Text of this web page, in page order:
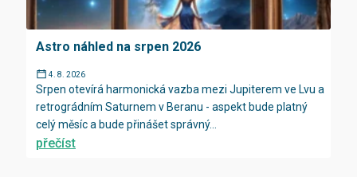
Astro náhled na srpen 2026
4. 8. 2026
Srpen otevírá harmonická vazba mezi Jupiterem ve Lvu a
retrográdním Saturnem v Beranu - aspekt bude platný
celý měsíc a bude přinášet správný...
přečíst